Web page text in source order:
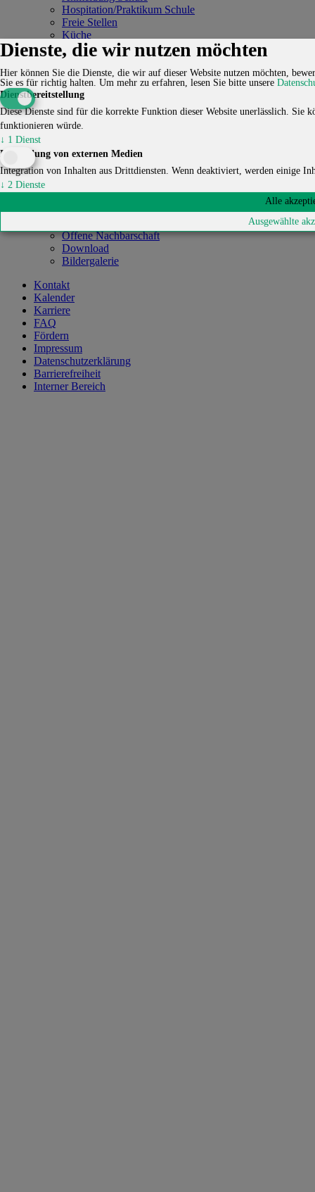
Hospitation/Praktikum Schule
Freie Stellen
Küche
Angebote
Verein
Kontakt
Karriere
Fördern
Mitglied werden
Struktur & Vorstand
Chronik
Mitgliedschaften
Offene Nachbarschaft
Download
Bildergalerie
Kontakt
Kalender
Karriere
FAQ
Fördern
Impressum
Datenschutzerklärung
Barrierefreiheit
Interner Bereich
Dienste, die wir nutzen möchten
Hier können Sie die Dienste, die wir auf dieser Website nutzen möchten,
Sie es für richtig halten. Um mehr zu erfahren, lesen Sie bitte unsere
Dienstbereitstellung
Diese Dienste sind für die korrekte Funktion dieser Website unerlässlich. Sie
funktionieren würde.
↓ 1 Dienst
Einbindung von externen Medien
Integration von Inhalten aus Drittdiensten. Wenn deaktiviert, werden einige
↓ 2 Dienste
Ausgewählte
Alle